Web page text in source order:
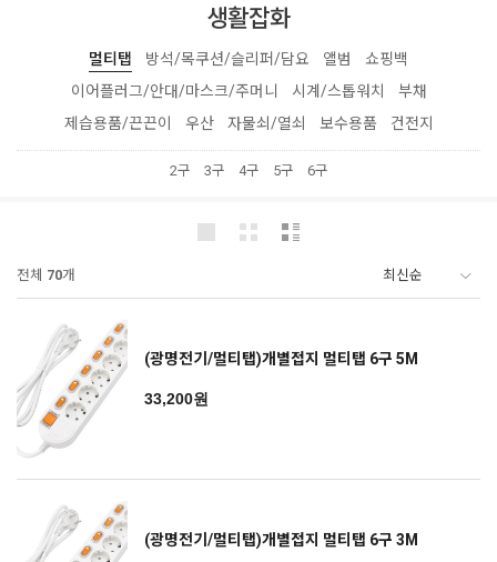
생활잡화
멀티탭 방석/목쿠션/슬리퍼/담요 앨범
쇼핑백
이어플러그/안대/마스크/주머니
시계/스톱워치
부채
제습용품/끈끈이
우산 자물쇠/열쇠 보수용품 건전지
2구 3구 4구 5구 6구
전체 70개
(광명전기/멀티탭)개별접지 멀티탭 6구 5M
33,200원
(광명전기/멀티탭)개별접지 멀티탭 6구 3M